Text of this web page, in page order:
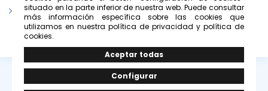
Configurar cookies
© Copyright 2026 -Grupo Solivesa
situado en la parte inferior de nuestra web. Puede consultar
más información específica sobre las cookies que
utilizamos en nuestra política de privacidad y política de
cookies.